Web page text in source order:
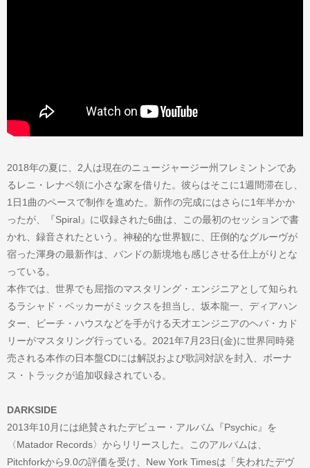
2018年の夏に、2人は現在のニュージャージー州フレミントンであ
るレニ・レナペ領に小さな家を借りた。彼らはそこに1週間滞在し、
1日1曲のペースで制作を進めた。新作の完成にはさらに1年半かか
ったが、『Spiral』に収録された6曲は、この最初のセッションで書
かれ、録音されたという。神秘的な世界観に、圧倒的なグルーヴが
宿った渾身の最新作は、バンドの新境地も感じさせる仕上がりとな
っている。
本作では、世界でも屈指のマスタリング・エンジニアとして知られ
るラシャド・ベッカーがミックスを担当し、坂本龍一、ディアハン
ター、ビーチ・ハウスなどを手がける天才エンジニアのヘバ・カド
リーがマスタリング行っている。2021年7月23日(金)に世界同時発
売される本作の日本盤CDには解説および歌詞対訳を封入、ボーナ
ス・トラックが追加収録されている。
DARKSIDE
2013年10月には絶賛されたデビュー・アルバム『Psychic』を
〈Matador Records〉からリリースした。このアルバムは、
Pitchforkから9.0の評価を受け、New York Timesは「失われたデヴ